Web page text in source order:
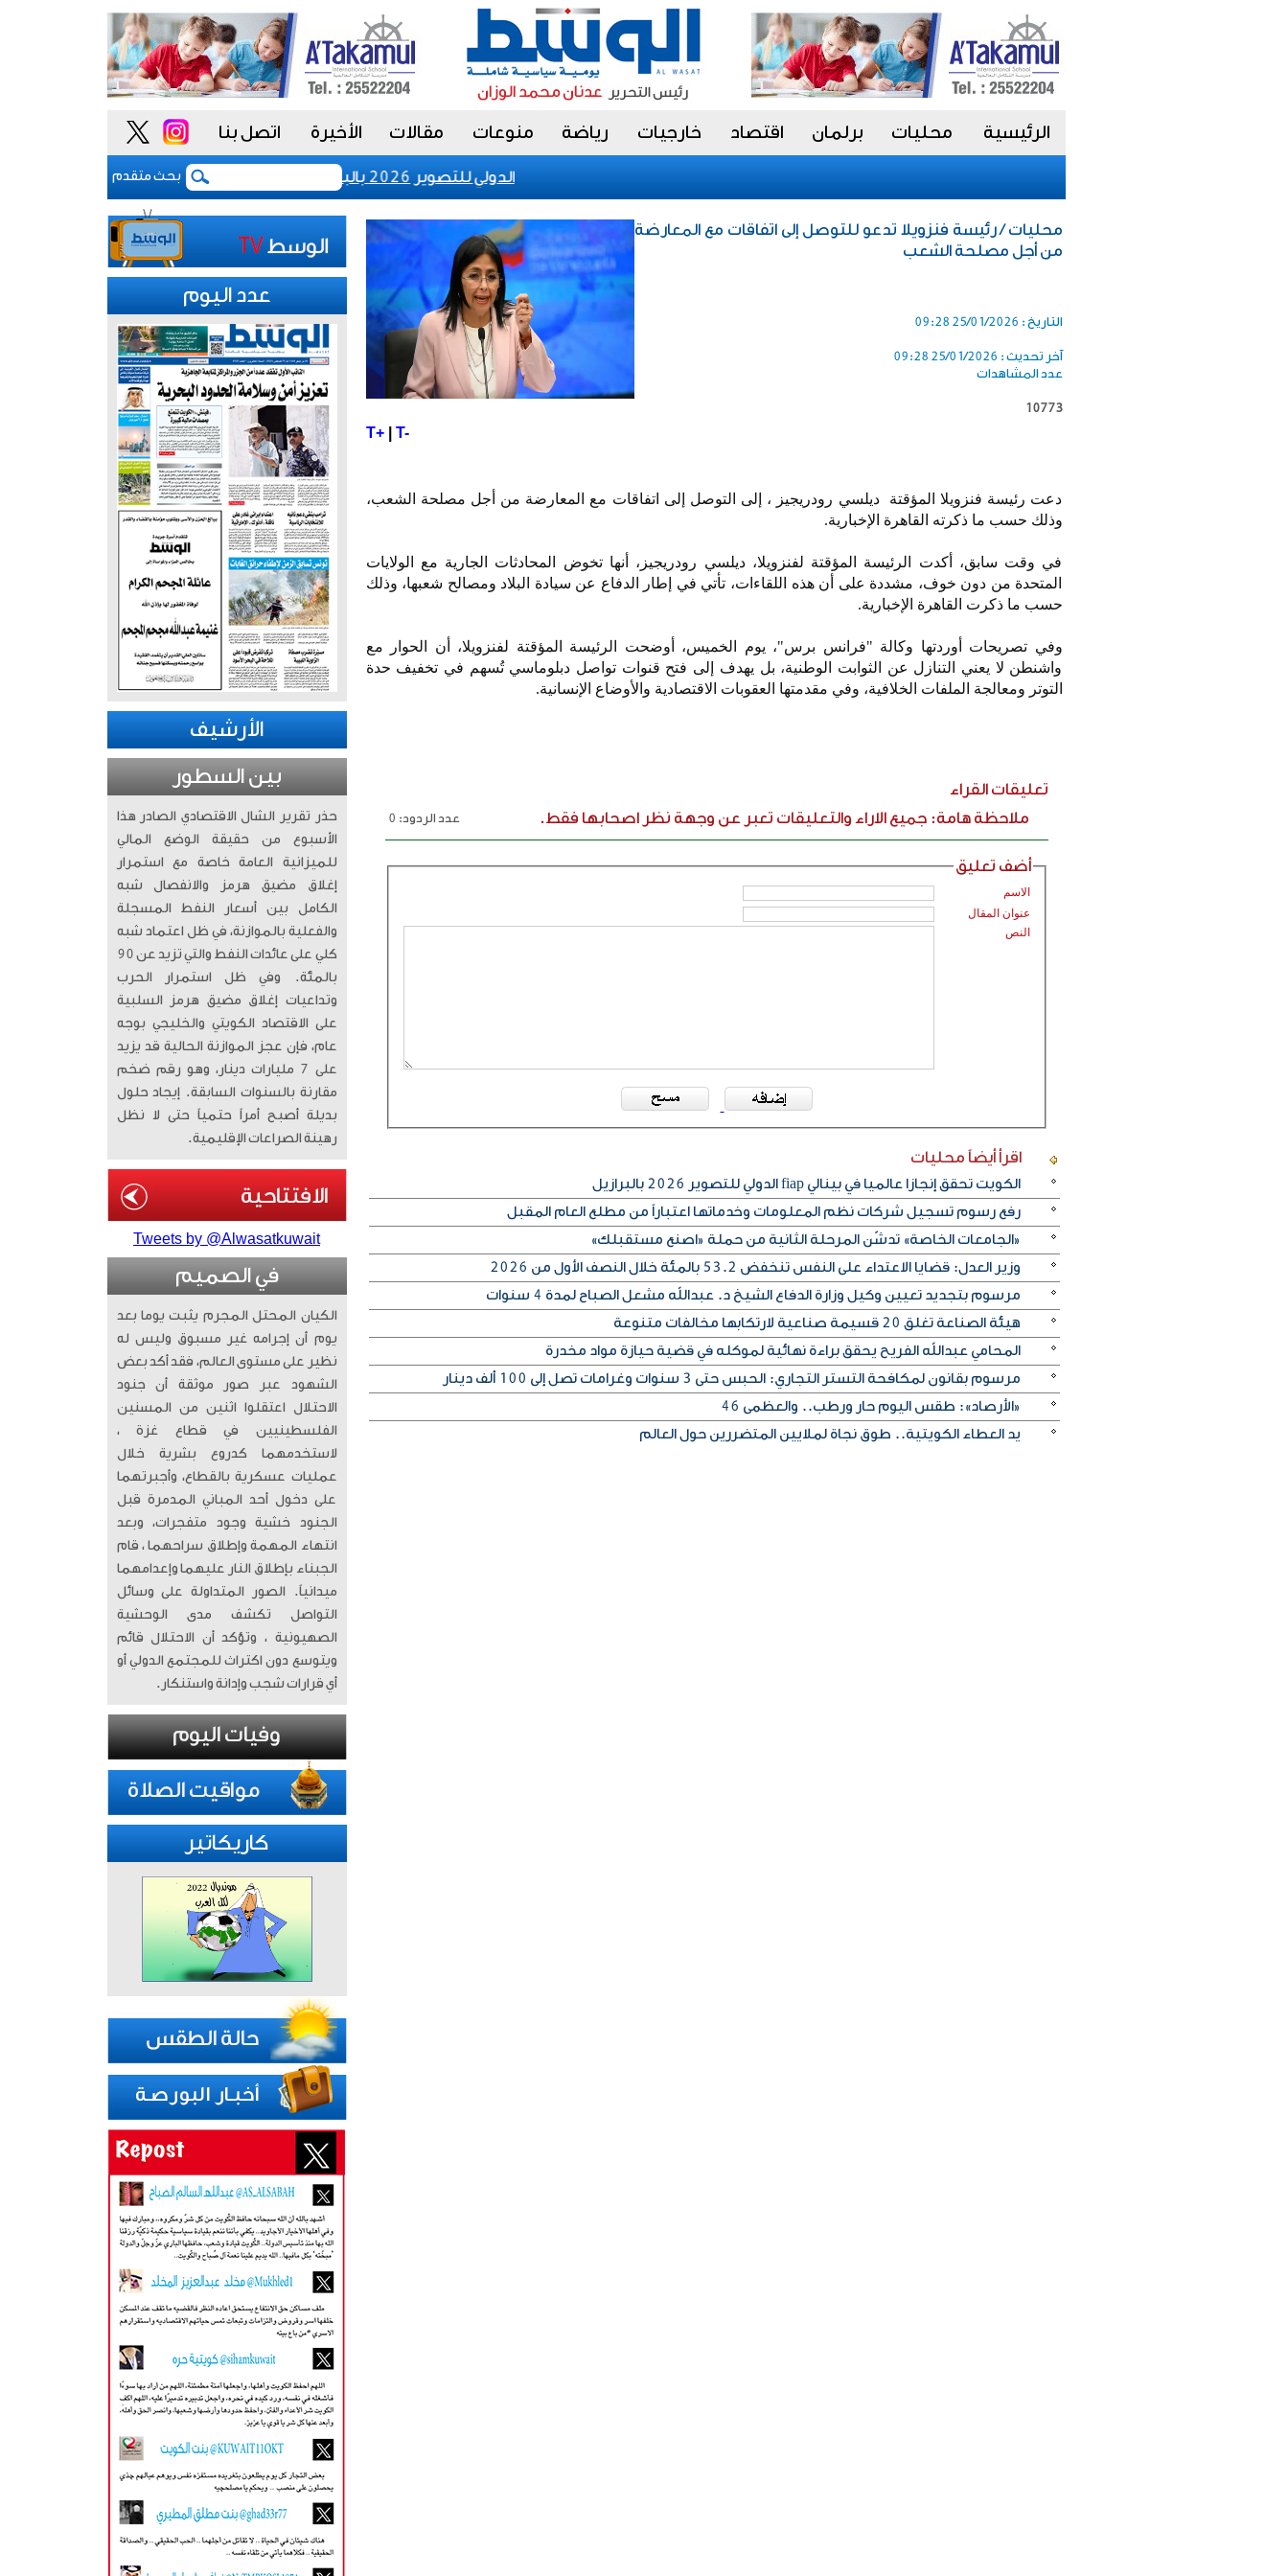
الرئيسية محليات برلمان اقتصاد خارجيات رياضة منوعات مقالات الأخيرة اتصل بنا
بحث متقدم الكويت تحقق إنجازا عالميا في بينالي fiap الدولي للتصوير 2026 بالبرازيل رفع رسوم تسجيل شركات نظم
محليات / رئيسة فنزويلا تدعو للتوصل إلى اتفاقات مع المعارضة
من أجل مصلحة الشعب
التاريخ : 25/01/2026 09:28
آخر تحديث : 25/01/2026 09:28
عدد المشاهدات
10773
T+| T-
دعت رئيسة فنزويلا المؤقتة ديلسي رودريجيز ، إلى التوصل إلى اتفاقات مع المعارضة من أجل مصلحة الشعب،
وذلك حسب ما ذكرته القاهرة الإخبارية.
في وقت سابق، أكدت الرئيسة المؤقتة لفنزويلا، ديلسي رودريجيز، أنها تخوض المحادثات الجارية مع الولايات
المتحدة من دون خوف، مشددة على أن هذه اللقاءات، تأتي في إطار الدفاع عن سيادة البلاد ومصالح شعبها، وذلك
حسب ما ذكرت القاهرة الإخبارية.
وفي تصريحات أوردتها وكالة "فرانس برس"، يوم الخميس، أوضحت الرئيسة المؤقتة لفنزويلا، أن الحوار مع
واشنطن لا يعني التنازل عن الثوابت الوطنية، بل يهدف إلى فتح قنوات تواصل دبلوماسي تُسهم في تخفيف حدة
التوتر ومعالجة الملفات الخلافية، وفي مقدمتها العقوبات الاقتصادية والأوضاع الإنسانية.
تعليقات القراء
ملاحظة هامة: جميع الاراء والتعليقات تعبر عن وجهة نظر اصحابها فقط.
عدد الردود: 0
أضف تعليق
الاسم
عنوان المقال
النص
اقرأ أيضاً محليات
الكويت تحقق إنجازا عالميا في بينالي fiap الدولي للتصوير 2026 بالبرازيل
رفع رسوم تسجيل شركات نظم المعلومات وخدماتها اعتباراً من مطلع العام المقبل
«الجامعات الخاصة» تدشّن المرحلة الثانية من حملة «اصنع مستقبلك»
وزير العدل: قضايا الاعتداء على النفس تنخفض 53.2 بالمئة خلال النصف الأول من 2026
مرسوم بتجديد تعيين وكيل وزارة الدفاع الشيخ د. عبدالله مشعل الصباح لمدة 4 سنوات
هيئة الصناعة تغلق 20 قسيمة صناعية لارتكابها مخالفات متنوعة
المحامي عبدالله الفريح يحقق براءة نهائية لموكله في قضية حيازة مواد مخدرة
مرسوم بقانون لمكافحة التستر التجاري: الحبس حتى 3 سنوات وغرامات تصل إلى 100 ألف دينار
«الأرصاد»: طقس اليوم حار ورطب.. والعظمى 46
يد العطاء الكويتية.. طوق نجاة لملايين المتضررين حول العالم
عدد اليوم
الأرشيف
بين السطور
حذر تقرير الشال الاقتصادي الصادر هذا
الأسبوع من حقيقة الوضع المالي
للميزانية العامة خاصة مع استمرار
إغلاق مضيق هرمز والانفصال شبه
الكامل بين أسعار النفط المسجلة
والفعلية بالموازنة، في ظل اعتماد شبه
كلي على عائدات النفط والتي تزيد عن 90
بالمئة. وفي ظل استمرار الحرب
وتداعيات إغلاق مضيق هرمز السلبية
على الاقتصاد الكويتي والخليجي بوجه
عام، فإن عجز الموازنة الحالية قد يزيد
على 7 مليارات دينار، وهو رقم ضخم
مقارنة بالسنوات السابقة. إيجاد حلول
بديلة أصبح أمراً حتمياً حتى لا نظل
رهينة الصراعات الإقليمية.
Tweets by @Alwasatkuwait
في الصميم
الكيان المحتل المجرم يثبت يوما بعد
يوم أن إجرامه غير مسبوق وليس له
نظير على مستوى العالم، فقد أكد بعض
الشهود عبر صور موثقة أن جنود
الاحتلال اعتقلوا اثنين من المسنين
الفلسطينيين في قطاع غزة ،
لاستخدمهما كدروع بشرية خلال
عمليات عسكرية بالقطاع، وأجبرتهما
على دخول أحد المباني المدمرة قبل
الجنود خشية وجود متفجرات، وبعد
انتهاء المهمة وإطلاق سراحهما ، قام
الجبناء بإطلاق النار عليهما وإعدامهما
ميدانياً. الصور المتداولة على وسائل
التواصل تكشف مدى الوحشية
الصهيونية ، وتؤكد أن الاحتلال قائم
ويتوسع دون اكتراث للمجتمع الدولي أو
أي قرارات شجب وإدانة واستنكار.
كاريكاتير